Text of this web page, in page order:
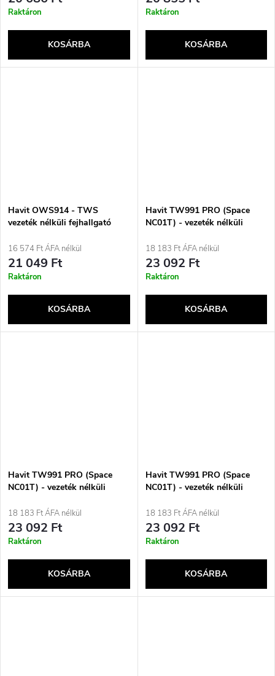
Raktáron
KOSÁRBA
Raktáron
KOSÁRBA
Havit OWS914 - TWS
vezeték nélküli fejhallgató
16 574 Ft ÁFA nélkül
21 049 Ft
Raktáron
KOSÁRBA
Havit TW991 PRO (Space
NC01T) - vezeték nélküli
(sötétkék)
18 183 Ft ÁFA nélkül
23 092 Ft
Raktáron
KOSÁRBA
Havit TW991 PRO (Space
NC01T) - vezeték nélküli
(fehér)
18 183 Ft ÁFA nélkül
23 092 Ft
Raktáron
KOSÁRBA
Havit TW991 PRO (Space
NC01T) - vezeték nélküli
(fekete)
18 183 Ft ÁFA nélkül
23 092 Ft
Raktáron
KOSÁRBA